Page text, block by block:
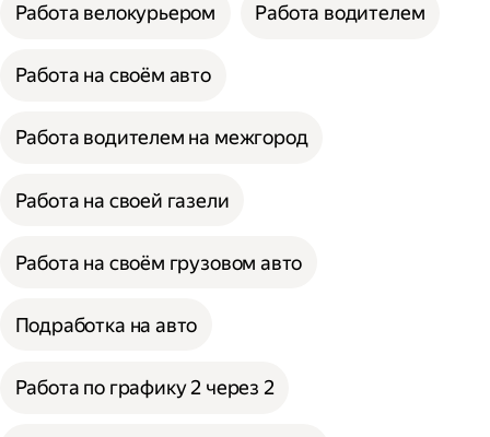
Работа велокурьером Работа водителем
Работа на своём авто
Работа водителем на межгород
Работа на своей газели
Работа на своём грузовом авто
Подработка на авто
Работа по графику 2 через 2